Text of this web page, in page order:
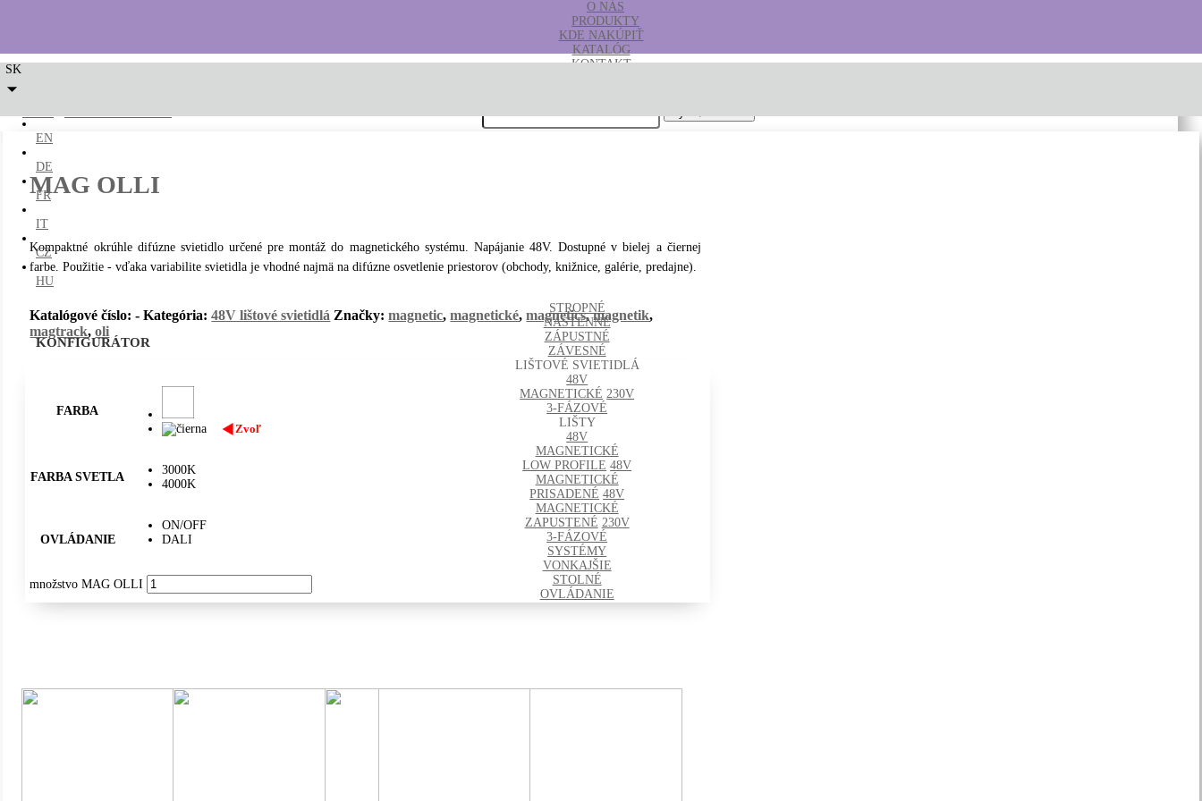
O NÁS
PRODUKTY
KDE NAKÚPIŤ
KATALÓG
KONTAKT
SK
EN
DE
FR
IT
CZ
HU
STROPNÉ
NÁSTENNÉ
ZÁPUSTNÉ
ZÁVESNÉ
LIŠTOVÉ SVIETIDLÁ
48V
MAGNETICKÉ 230V
3-FÁZOVÉ
LIŠTY
48V
MAGNETICKÉ
LOW PROFILE 48V
MAGNETICKÉ
PRISADENÉ 48V
MAGNETICKÉ
ZAPUSTENÉ 230V
3-FÁZOVÉ
SYSTÉMY
VONKAJŠIE
STOLNÉ
OVLÁDANIE
MAG OLLI
Kompaktné okrúhle difúzne svietidlo určené pre montáž do magnetického systému. Napájanie 48V. Dostupné v bielej a čiernej
farbe. Použitie - vďaka variabilite svietidla je vhodné najmä na difúzne osvetlenie priestorov (obchody, knižnice, galérie, predajne).
Katalógové číslo:- Kategória:48V lištové svietidlá Značky:magnetic,magnetické,magnetics,magnetik,
magtrack,oli
KONFIGURÁTOR
FARBA
FARBA SVETLA
3000K
4000K
OVLÁDANIE
ON/OFF
DALI
množstvo MAG OLLI
Zvoľ